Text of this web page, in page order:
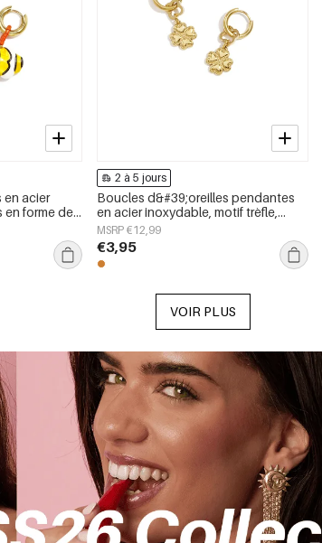
en acier
en forme de
et
jours, bijoux
2 à 5 jours
Boucles d&#39;oreilles pendantes
en acier inoxydable, motif trèfle,
collection Daily Simple, bijoux pour
femmes
MSRP €12,99
€3,95
VOIR PLUS